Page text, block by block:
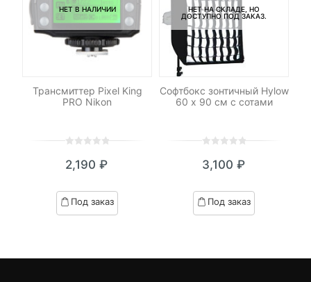
НЕТ В НАЛИЧИИ
Трансмиттер Pixel King
PRO Nikon
out
based
on
2,190 ₽
Под заказ
НЕТ НА СКЛАДЕ, НО
ДОСТУПНО ПОД ЗАКАЗ.
Софтбокс зонтичный Hylow
60 х 90 см с сотами
out
based
on
3,100 ₽
Под заказ